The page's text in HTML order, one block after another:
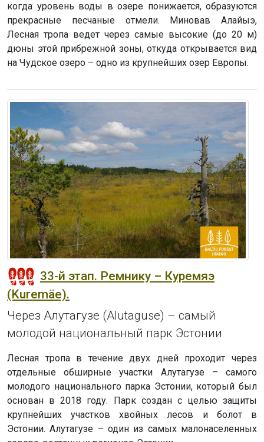
когда уровень воды в озере понижается, образуются
прекрасные песчаные отмели. Миновав Алайыэ,
Лесная тропа ведет через самые высокие (до 20 м)
дюны этой прибрежной зоны, откуда открывается вид
на Чудское озеро – одно из крупнейших озер Европы.
33-й этап. Ремнику – Куремяэ
(Kuremäe).
Через Алутагузе (Alutaguse) – самый
молодой национальный парк Эстонии
Лесная тропа в течение двух дней проходит через
отдельные обширные участки Алутагузе – самого
молодого национального парка Эстонии, который был
основан в 2018 году. Парк создан с целью защиты
крупнейших участков хвойных лесов и болот в
Эстонии. Алутагузе – один из самых малонаселенных